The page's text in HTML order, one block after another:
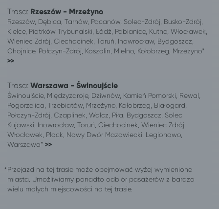
Poznań
Kołobrzeg
Ruda Śląska
Kołobrzeg
Rzeszów
Kołobrzeg
Sieradz
Kołobrzeg
Środa Śląska
Kołobrzeg
Sulechów
Kołobrzeg
Świdnik
Kołobrzeg
Świebodzin
Kołobrzeg
Świebodzin
Kołobrzeg
Toruń
Tychy
Kołobrzeg
Warszawa
Kołobrzeg
Włocławek
Kołobrzeg
Trasa: Rzeszów - Mrzeżyno
Rzeszów, Dębica, Tarnów, Pacanów, Solec-Zdrój, Busko-Zdrój,
Kielce, Piotrków Trybunalski, Łódź, Pabianice, Kutno, Włocławek,
Wieniec Zdrój, Ciechocinek, Toruń, Inowrocław, Bydgoszcz,
Chojnice, Połczyn-Zdrój, Koszalin, Mielno, Kołobrzeg, Mrzeżyno*
>>
Trasa: Warszawa - Świnoujście
Świnoujście, Międzyzdroje, Dziwnów, Kamień Pomorski, Rewal,
Pogorzelica, Trzebiatów, Mrzeżyno, Kołobrzeg, Białogard,
Połczyn-Zdrój, Czaplinek, Wałcz, Piła, Bydgoszcz, Solec
Kujawski, Inowrocław, Toruń, Ciechocinek, Wieniec Zdrój,
Włocławek, Płock, Nowy Dwór Mazowiecki, Legionowo,
Warszawa* >>
Przejazd na tej trasie może obejmować wyżej wymienione
miasta. Umożliwiamy ponadto odbiór pasażerów z bardzo
wielu małych miejscowości na tej trasie.